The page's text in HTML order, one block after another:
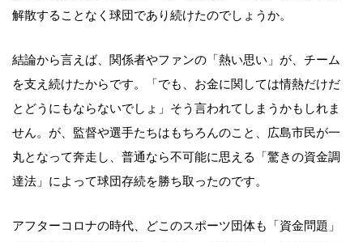
解散することなく球団であり続けたのでしょうか。
結論から言えば、関係者やファンの「熱い思い」が、チーム
を支え続けたからです。「でも、お金に関しては情熱だけだ
とどうにもならないでしょ」そう言われてしまうかもしれま
せん。が、監督や選手たちはもちろんのこと、広島市民が一
丸となって奔走し、普通なら不可能に思える「驚きの資金調
達法」によって球団存続を勝ち取ったのです。
アフターコロナの時代、どこのスポーツ団体も「資金問題」